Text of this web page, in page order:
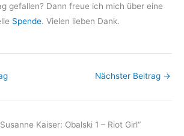
gefallen? Dann freue ich mich über eine
Spende. Vielen lieben Dank.
Nächster Beitrag →
Kaiser: Obalski 1 – Riot Girl“